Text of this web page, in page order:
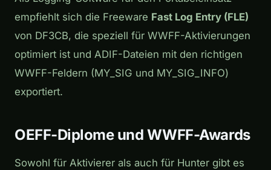
empfiehlt sich die Freeware Fast Log Entry (FLE)
von DF3CB, die speziell für WWFF-Aktivierungen
optimiert ist und ADIF-Dateien mit den richtigen
WWFF-Feldern (MY_SIG und MY_SIG_INFO)
exportiert.
OEFF-Diplome und WWFF-Awards
Sowohl für Aktivierer als auch für Hunter gibt es